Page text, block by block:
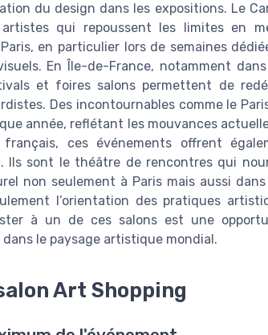
du design dans les expositions. Le
qui repoussent les limites en
en particulier lors de semaines
En Île-de-France, notamment
et foires salons permettent de
Des incontournables comme le
année, reflétant les mouvances
ces événements offrent
Ils sont le théâtre de rencontres qui
non seulement à Paris mais aussi
l’orientation des pratiques
à un de ces salons est une
le paysage artistique mondial.
Art Shopping